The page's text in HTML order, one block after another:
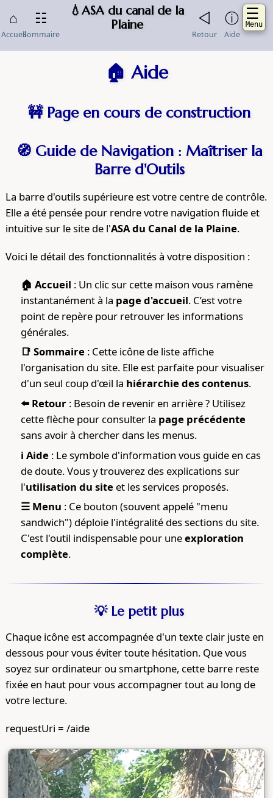
⌂
Accueil
☷
Sommaire
💧ASA du canal de la
Plaine
◁
Retour
ⓘ
Aide
☰
Menu
Aide
Missions
frequentes
Sommaire
officiels
Fonctionnement
🏠 Aide
🚧 Page en cours de construction
🧭 Guide de Navigation : Maîtriser la
Barre d'Outils
La barre d'outils supérieure est votre centre de contrôle.
Elle a été pensée pour rendre votre navigation fluide et
intuitive sur le site de l'ASA du Canal de la Plaine.
Voici le détail des fonctionnalités à votre disposition :
🏠 Accueil : Un clic sur cette maison vous ramène
instantanément à la page d'accueil. C’est votre
point de repère pour retrouver les informations
générales.
📑 Sommaire: Cette icône de liste affiche
l'organisation du site. Elle est parfaite pour visualiser
d'un seul coup d'œil la hiérarchie des contenus.
⬅️ Retour: Besoin de revenir en arrière ? Utilisez
cette flèche pour consulter la page précédente
sans avoir à chercher dans les menus.
ℹ️ Aide: Le symbole d'information vous guide en cas
de doute. Vous y trouverez des explications sur
l'utilisation du siteet les services proposés.
☰ Menu : Ce bouton (souvent appelé "menu
sandwich") déploie l'intégralité des sections du site.
C'est l'outil indispensable pour uneexploration
complète.
💡 Le petit plus
Chaque icône est accompagnée d'un texte clair juste en
dessous pour vous éviter toute hésitation. Que vous
soyez sur ordinateur ou smartphone, cette barre reste
fixée en haut pour vous accompagner tout au long de
votre lecture.
requestUri = /aide